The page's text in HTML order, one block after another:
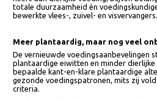
Hoewel plantaardige voeding
heeft dan dierlijke voeding, blijven
Meer plantaardig, maar nog veel
De vernieuwde
plantaardige eiwitten en minder